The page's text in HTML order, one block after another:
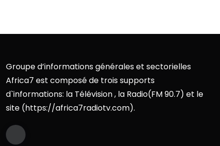
Groupe d’informations générales et sectorielles
Africa7 est composé de trois supports
d`informations: la Télévision , la Radio(FM 90.7) et le
site (https://africa7radiotv.com).